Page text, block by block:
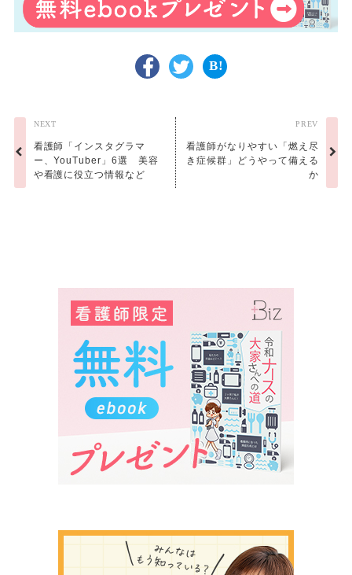
NEXT
看護師「インスタグラマ
ー、YouTuber」6選 美容
や看護に役立つ情報など
PREV
看護師がなりやすい「燃え尽
き症候群」どうやって備える
か